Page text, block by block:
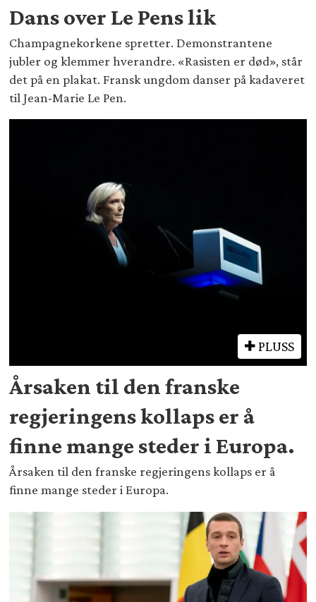
Dans over Le Pens lik
Champagnekorkene spretter. Demonstrantene
jubler og klemmer hverandre. «Rasisten er død», står
det på en plakat. Fransk ungdom danser på kadaveret
til Jean-Marie Le Pen.
PLUSS
Årsaken til den franske
regjeringens kollaps er å
finne mange steder i Europa.
Årsaken til den franske regjeringens kollaps er å
finne mange steder i Europa.